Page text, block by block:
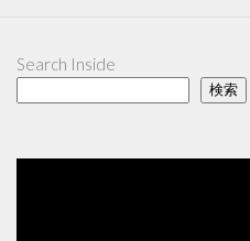
Search Inside
検索